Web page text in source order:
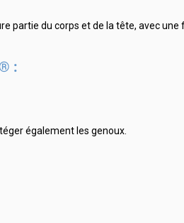
partie du corps et de la tête, avec
:
également les genoux.